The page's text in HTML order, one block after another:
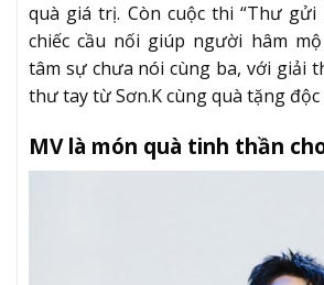
quà giá trị. Còn cuộc thi “Thư
chiếc cầu nối giúp người hâm
tâm sự chưa nói cùng ba, với giải
thư tay từ Sơn.K cùng quà tặng độc
MV là món quà tinh thần